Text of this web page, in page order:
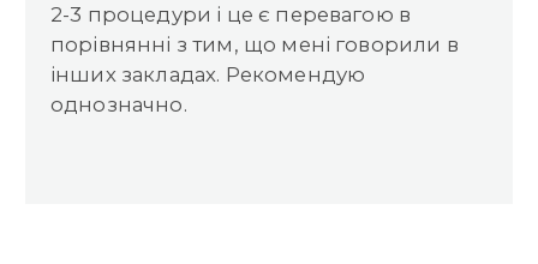
2-3 процедури і це є перевагою в
порівнянні з тим, що мені говорили в
інших закладах. Рекомендую
однозначно.